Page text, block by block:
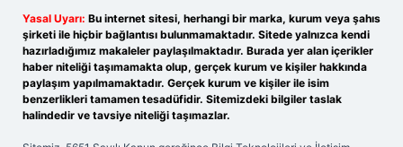
Yasal Uyarı: Bu internet sitesi, herhangi bir marka, kurum veya şahıs
şirketi ile hiçbir bağlantısı bulunmamaktadır. Sitede yalnızca kendi
hazırladığımız makaleler paylaşılmaktadır. Burada yer alan içerikler
haber niteliği taşımamakta olup, gerçek kurum ve kişiler hakkında
paylaşım yapılmamaktadır. Gerçek kurum ve kişiler ile isim
benzerlikleri tamamen tesadüfidir. Sitemizdeki bilgiler taslak
halindedir ve tavsiye niteliği taşımazlar.